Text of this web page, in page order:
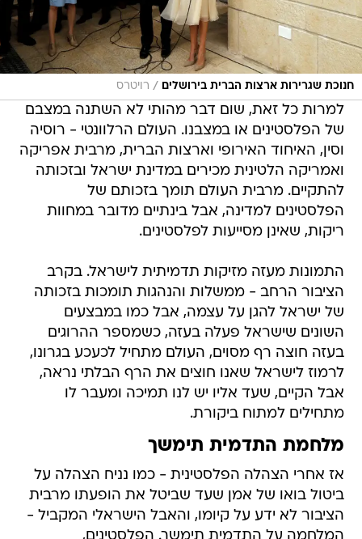
חנוכת שגרירות ארצות הברית בירושלים / רויטרס
למרות כל זאת, שום דבר מהותי לא השתנה במצבם
של הפלסטינים או במצבנו. העולם הרלוונטי - רוסיה
וסין, האיחוד האירופי וארצות הברית, מרבית אפריקה
ואמריקה הלטינית מכירים במדינת ישראל ובזכותה
להתקיים. מרבית העולם תומך בזכותם של
הפלסטינים למדינה, אבל בינתיים מדובר במחוות
ריקות, שאינן מסייעות לפלסטינים.
התמונות מעזה מזיקות תדמיתית לישראל. בקרב
הציבור הרחב - ממשלות והנהגות תומכות בזכותה
של ישראל להגן על עצמה, אבל כמו במבצעים
השונים שישראל פעלה בעזה, כשמספר ההרוגים
בעזה חוצה רף מסוים, העולם מתחיל לכעכע בגרונו,
לרמוז לישראל שאנו חוצים את הרף הבלתי נראה,
אבל הקיים, שעד אליו יש לנו תמיכה ומעבר לו
מתחילים למתוח ביקורת.
מלחמת התדמית תימשך
אז אחרי הצהלה הפלסטינית - כמו נניח הצהלה על
ביטול בואו של אמן שעד שביטל את הופעתו מרבית
הציבור לא ידע על קיומו, והאבל הישראלי המקביל -